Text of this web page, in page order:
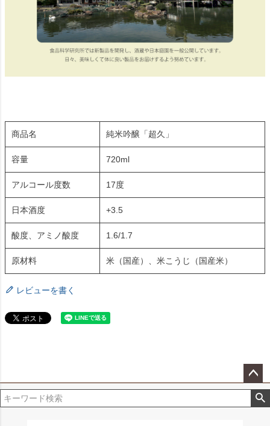
商品名 純米吟醸「超久」
容量 720ml
アルコール度数 17度
日本酒度 +3.5
酸度、アミノ酸度 1.6/1.7
原材料 米（国産）、米こうじ（国産米）
レビューを書く
ペー
ジト